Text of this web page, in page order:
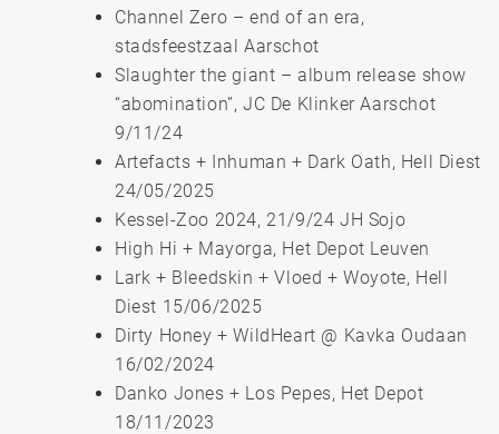
Channel Zero – end of an era,
stadsfeestzaal Aarschot
Slaughter the giant – album release show
“abomination”, JC De Klinker Aarschot
9/11/24
Artefacts + Inhuman + Dark Oath, Hell Diest
24/05/2025
Kessel-Zoo 2024, 21/9/24 JH Sojo
High Hi + Mayorga, Het Depot Leuven
Lark + Bleedskin + Vloed + Woyote, Hell
Diest 15/06/2025
Dirty Honey + WildHeart @ Kavka Oudaan
16/02/2024
Danko Jones + Los Pepes, Het Depot
18/11/2023